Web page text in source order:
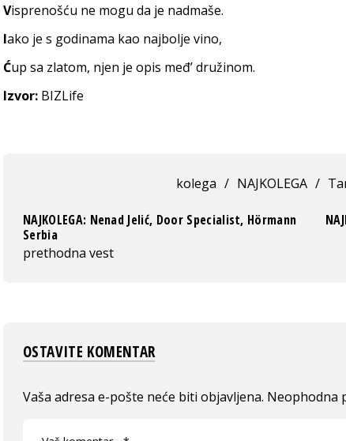
Visprenošću ne mogu da je nadmaše.
Iako je s godinama kao najbolje vino,
Ćup sa zlatom, njen je opis međ’družinom.
Izvor: BIZLife
kolega / NAJKOLEGA /
NAJKOLEGA: Nenad Jelić, Door Specialist, Hörmann
Serbia
prethodna vest
OSTAVITE KOMENTAR
Vaša adresa e-pošte neće biti objavljena. Neophodna